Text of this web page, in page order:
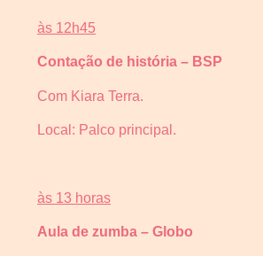
às 12h45
Contação de história – BSP
Com Kiara Terra.
Local: Palco principal.
às 13 horas
Aula de zumba – Globo